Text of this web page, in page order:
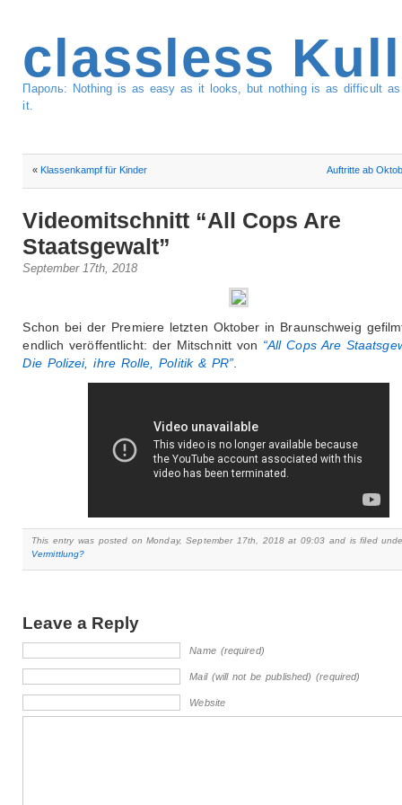
classless
Пароль: Nothing is as easy as it looks, but nothing is as difficult
it.
«Klassenkampf für Kinder Auftritte ab
Videomitschnitt “All Cops Are
Staatsgewalt”
September 17th, 2018
Schon bei der Premiere letzten Oktober in Braunschweig
endlich veröffentlicht: der Mitschnitt von “All Cops Are
Die Polizei, ihre Rolle, Politik & PR”
This entry was posted on Monday, September 17th, 2018 at 09:03 and is filed
Vermittlung?
Leave a Reply
Name (required)
Mail (will not be published) (required)
Website